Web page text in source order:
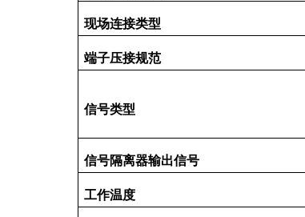
现场连接类型
端子压接规范
信号类型
信号隔离器输出信号
工作温度